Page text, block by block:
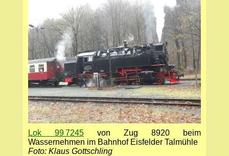
Lok 99 7245von Zug 8920 beim
Wassernehmen im Bahnhof Eisfelder Talmühle
Foto: Klaus Gottschling